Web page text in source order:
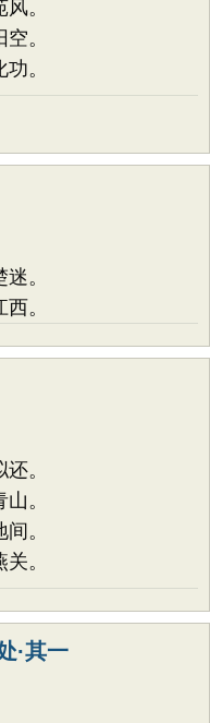
。
。
。
。
。
。
。
。
。
·其一